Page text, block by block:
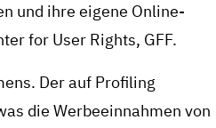
und ihre eigene Online-
for User Rights, GFF.
Der auf Profiling
die Werbeeinnahmen von